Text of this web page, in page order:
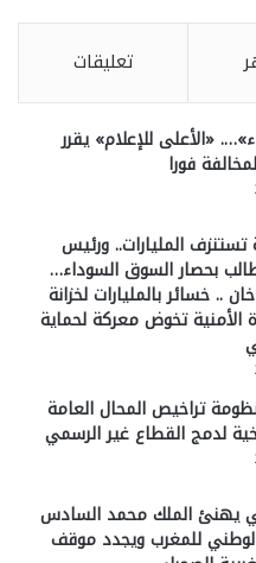
تعليقات
«الأعلى للإعلام» يقرر
فورا
تستنزف المليارات.. ورئيس
بحصار السوق السوداء…
.. خسائر بالمليارات لخزانة
الأمنية تخوض معركة لحماية
تراخيص المحال العامة
لدمج القطاع غير الرسمي
يهنئ الملك محمد السادس
للمغرب ويجدد موقف